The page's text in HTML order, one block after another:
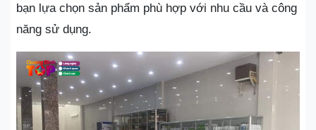
bạn lựa chọn sản phẩm phù hợp với nhu cầu và công
năng sử dụng.